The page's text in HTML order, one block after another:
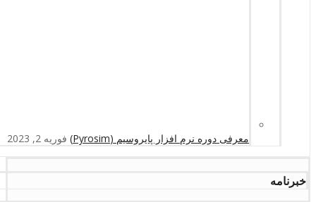
معرفی دوره نرم افزار پایروسیم (Pyrosim) فوریه 2, 2023
خبرنامه